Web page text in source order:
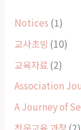
Notices (1)
교사초빙 (10)
교육자료(2)
Association
A Journey of